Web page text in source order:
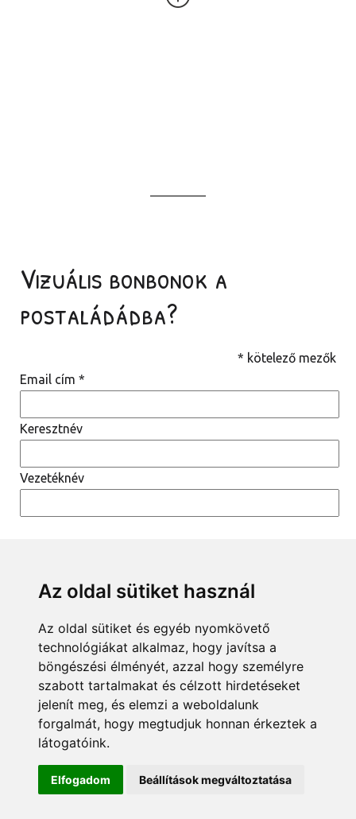
Az oldal sütiket használ
Az oldal sütiket és egyéb nyomkövető
technológiákat alkalmaz, hogy javítsa a
böngészési élményét, azzal hogy személyre
szabott tartalmakat és célzott hirdetéseket
jelenít meg, és elemzi a weboldalunk
forgalmát, hogy megtudjuk honnan érkeztek a
látogatóink.
Elfogadom Beállítások megváltoztatása
Vizuális bonbonok a
postaládádba?
* kötelező mezők
Email cím *
Keresztnév
Vezetéknév
Impresszum Általános Szerződési Feltételek
© 2021 Visuama All rights reserved.